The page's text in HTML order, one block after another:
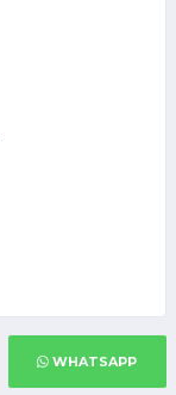
WHATSAPP